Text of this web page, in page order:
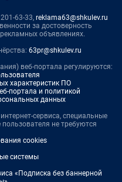
63-33, reklama63@shkulev.ru
за достоверность
объявлениях.
63pr@shkulev.ru
веб-портала регулируются:
характеристик ПО
портала и политикой
данных
сервиса, специальные
не требуются
cookies
системы
«Подписка без баннерной